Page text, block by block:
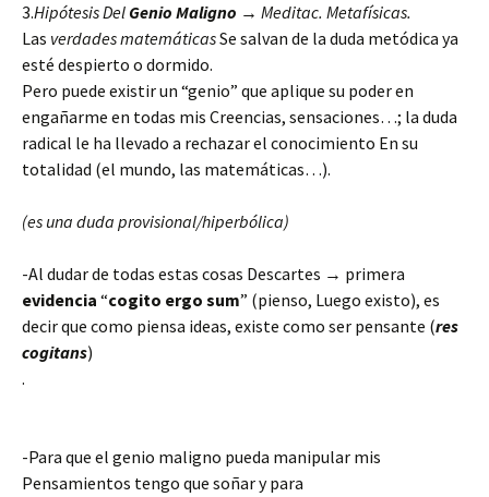
3.Hipótesis Del Genio Maligno → Meditac. Metafísicas.
Las verdades matemáticasSe salvan de la duda metódica ya
esté despierto o dormido.
Pero puede existir un “genio” que aplique su poder en
engañarme en todas mis Creencias, sensaciones…; la duda
radical le ha llevado a rechazar el conocimiento En su
totalidad (el mundo, las matemáticas…).
(es una duda provisional/hiperbólica)
-Al dudar de todas estas cosas Descartes → primera
evidencia “cogito ergo sum” (pienso, Luego existo), es
decir que como piensa ideas, existe como ser pensante (res
cogitans)
.
-Para que el genio maligno pueda manipular mis
Pensamientos tengo que soñar y para